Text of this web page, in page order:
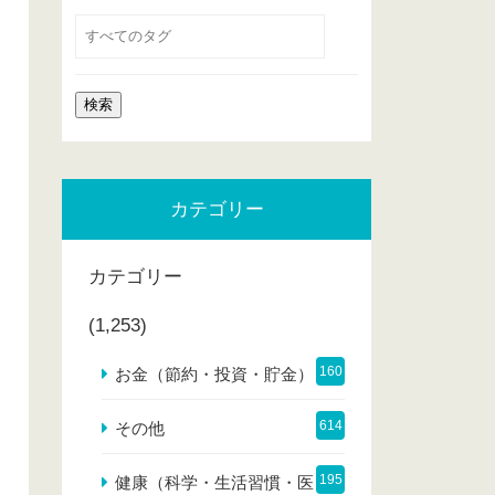
カテゴリー
カテゴリー
(1,253)
お金（節約・投資・貯金） 160
その他 614
健康（科学・生活習慣・医 195